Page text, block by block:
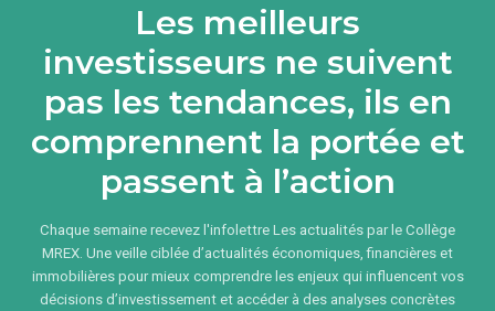
Les meilleurs
investisseurs ne suivent
pas les tendances, ils en
comprennent la portée et
passent à l’action
Chaque semaine recevez l'infolettre Les actualités par le Collège
MREX. Une veille ciblée d’actualités économiques, financières et
immobilières pour mieux comprendre les enjeux qui influencent vos
décisions d’investissement et accéder à des analyses concrètes